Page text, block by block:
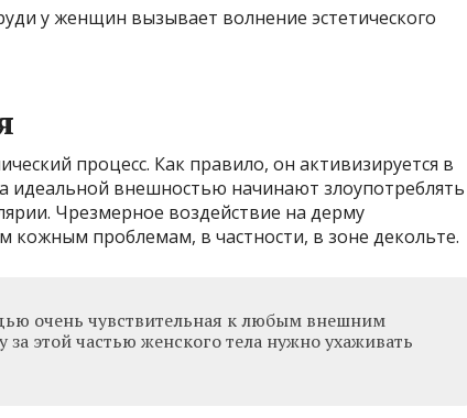
у женщин вызывает волнение эстетического
процесс. Как правило, он активизируется в
идеальной внешностью начинают злоупотреблять
Чрезмерное воздействие на дерму
кожным проблемам, в частности, в зоне декольте.
очень чувствительная к любым внешним
этой частью женского тела нужно ухаживать